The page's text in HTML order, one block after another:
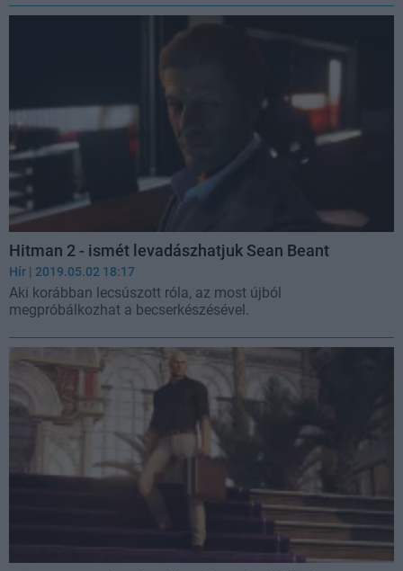
Hitman 2 - ismét levadászhatjuk Sean Beant
Hír | 2019.05.02 18:17
Aki korábban lecsúszott róla, az most újból
megpróbálkozhat a becserkészésével.